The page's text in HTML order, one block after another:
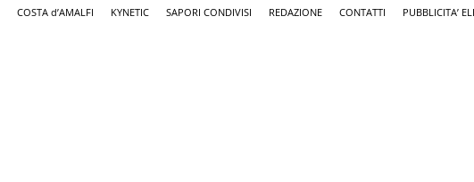
COSTA d’AMALFI KYNETIC SAPORI CONDIVISI REDAZIONE CONTATTI PUBBLICITA’